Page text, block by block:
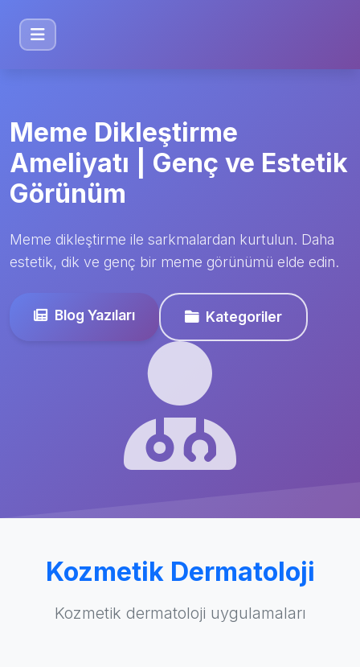
Meme Dikleştirme
Ameliyatı | Genç ve Estetik
Görünüm
Meme dikleştirme ile sarkmalardan kurtulun. Daha
estetik, dik ve genç bir meme görünümü elde edin.
Blog Yazıları Kategoriler
Kozmetik Dermatoloji
Kozmetik dermatoloji uygulamaları